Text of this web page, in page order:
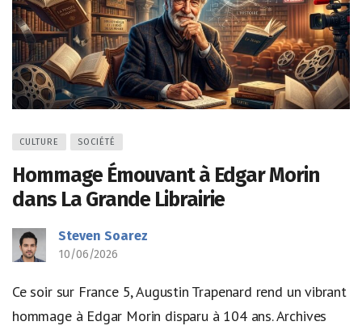
CULTURE SOCIÉTÉ
Hommage Émouvant à Edgar Morin
dans La Grande Librairie
Steven Soarez
10/06/2026
Ce soir sur France 5, Augustin Trapenard rend un vibrant
hommage à Edgar Morin disparu à 104 ans. Archives